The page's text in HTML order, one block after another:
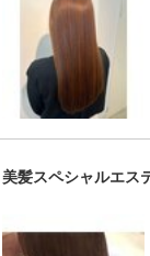
美髪スペシャルエス